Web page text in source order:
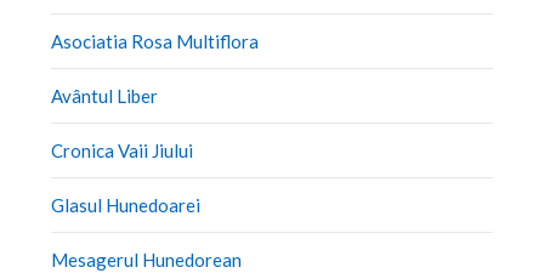
Asociatia Rosa Multiflora
Avântul Liber
Cronica Vaii Jiului
Glasul Hunedoarei
Mesagerul Hunedorean